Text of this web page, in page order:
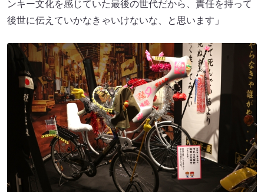
ンキー文化を感じていた最後の世代だから、責任を持って
後世に伝えていかなきゃいけないな、と思います」